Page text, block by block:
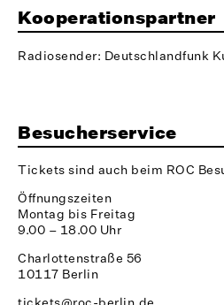
Kooperationspartner
Radiosender: Deutschlandfunk
Besucherservice
Tickets sind auch beim ROC
Öffnungszeiten
Montag bis Freitag
9.00 – 18.00 Uhr
Charlottenstraße 56
10117 Berlin